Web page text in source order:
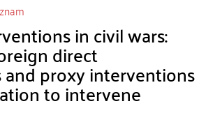
in civil wars:
direct
proxy interventions
to intervene